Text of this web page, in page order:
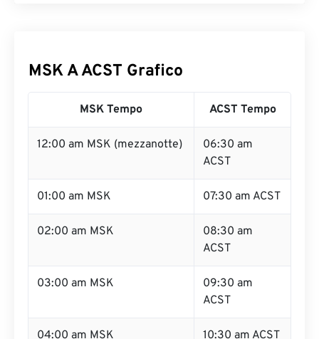
MSK A ACST Grafico
MSK Tempo ACST Tempo
12:00 am MSK (mezzanotte)
06:30 am
ACST
01:00 am MSK 07:30 am ACST
02:00 am MSK
08:30 am
ACST
03:00 am MSK
09:30 am
ACST
04:00 am MSK 10:30 am ACST